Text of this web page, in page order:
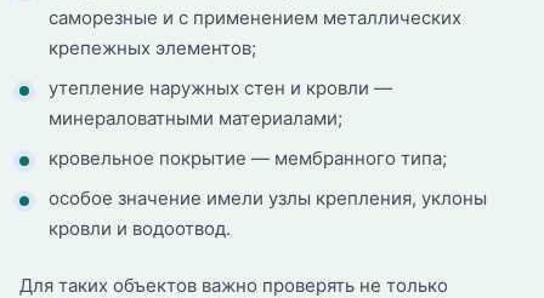
саморезные и с применением металлических
крепежных элементов;
утепление наружных стен и кровли —
минераловатными материалами;
кровельное покрытие — мембранного типа;
особое значение имели узлы крепления, уклоны
кровли и водоотвод.
Для таких объектов важно проверять не только